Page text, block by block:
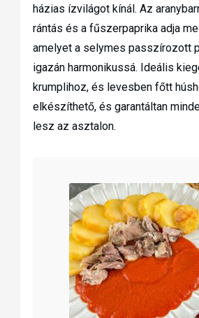
házias ízvilágot kínál. Az
rántás és a fűszerpaprika adja
amelyet a selymes passzírozott
igazán harmonikussá. Ideális
krumplihoz, és levesben főtt
elkészíthető, és garantáltan
lesz az asztalon.